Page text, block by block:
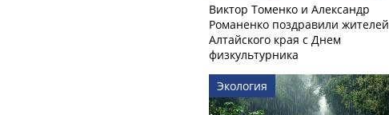
Виктор Томенко и Александр
Романенко поздравили жителей
Алтайского края с Днем
физкультурника
Экология